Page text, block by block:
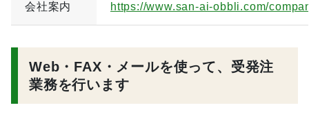
会社案内 https://www.san-ai-obbli.com/
Web・FAX・メールを使って、受発注
業務を行います